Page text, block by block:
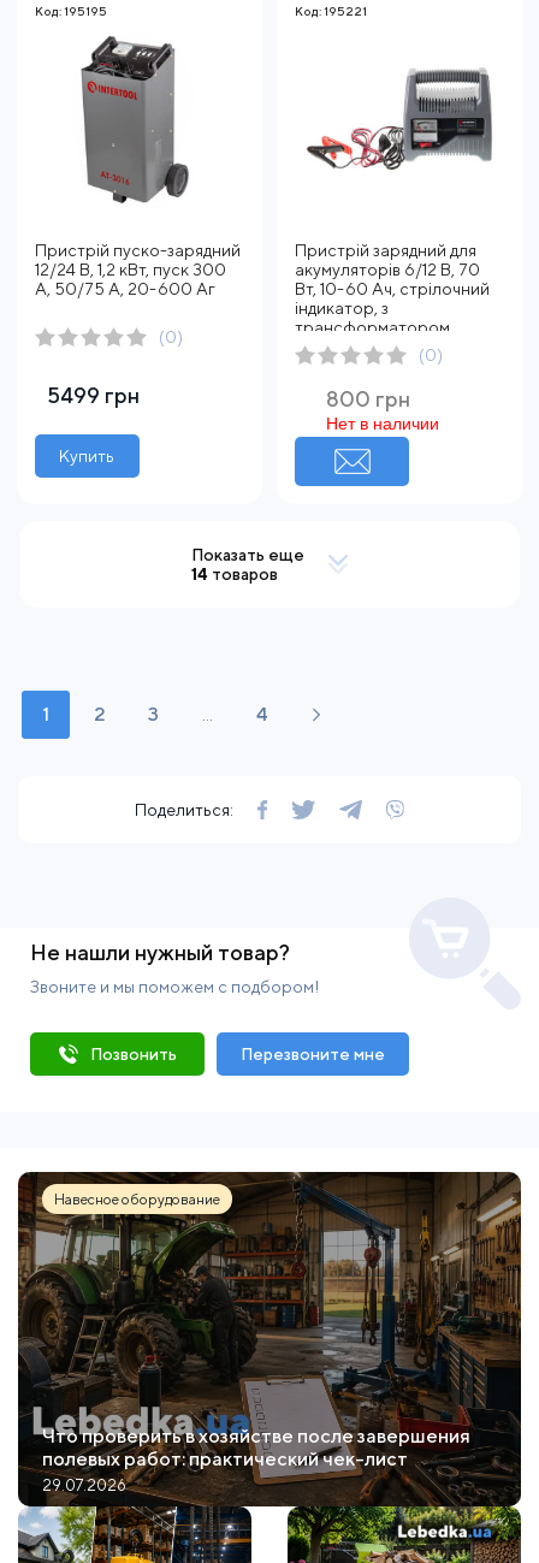
Код: 195195
Пристрій пуско-зарядний
12/24 В, 1,2 кВт, пуск 300
А, 50/75 А, 20-600 Аг
(0)
5499 грн
Купить
Код: 195221
Пристрій зарядний для
акумуляторів 6/12 В, 70
Вт, 10-60 Ач, стрілочний
індикатор, з
трансформатором
(0)
800 грн
Нет в наличии
Показать еще
14 товаров
1 2 3 ... 4
Поделиться:
Не нашли нужный товар?
Звоните и мы поможем с подбором!
Позвонить Перезвоните мне
Навесное оборудование
Что проверить в хозяйстве после завершения
полевых работ: практический чек-лист
29.07.2026